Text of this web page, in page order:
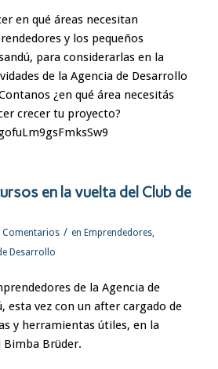
en qué áreas necesitan
y los pequeños
para considerarlas en la
de la Agencia de Desarrollo
¿en qué área necesitás
crecer tu proyecto?
en la vuelta del Club de
Comentarios / en Emprendedores,
Desarrollo
de la Agencia de
esta vez con un after cargado de
y herramientas útiles, en la
Bimba Brüder.